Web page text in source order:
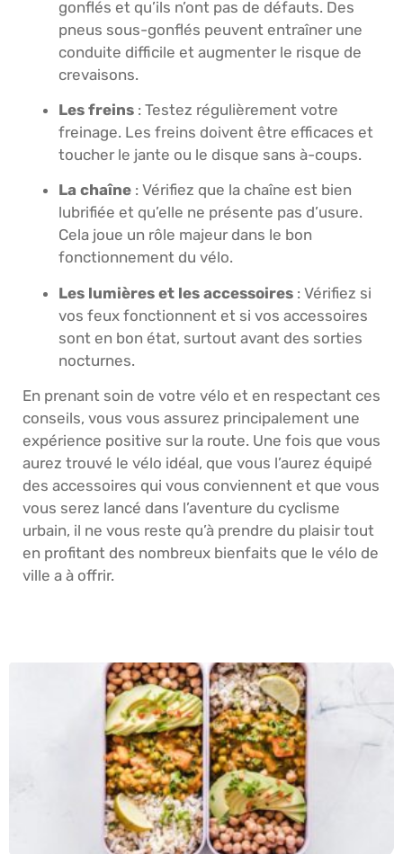
gonflés et qu’ils n’ont pas de défauts. Des
pneus sous-gonflés peuvent entraîner une
conduite difficile et augmenter le risque de
crevaisons.
Les freins : Testez régulièrement votre
freinage. Les freins doivent être efficaces et
toucher le jante ou le disque sans à-coups.
La chaîne : Vérifiez que la chaîne est bien
lubrifiée et qu’elle ne présente pas d’usure.
Cela joue un rôle majeur dans le bon
fonctionnement du vélo.
Les lumières et les accessoires : Vérifiez si
vos feux fonctionnent et si vos accessoires
sont en bon état, surtout avant des sorties
nocturnes.
En prenant soin de votre vélo et en respectant ces
conseils, vous vous assurez principalement une
expérience positive sur la route. Une fois que vous
aurez trouvé le vélo idéal, que vous l’aurez équipé
des accessoires qui vous conviennent et que vous
vous serez lancé dans l’aventure du cyclisme
urbain, il ne vous reste qu’à prendre du plaisir tout
en profitant des nombreux bienfaits que le vélo de
ville a à offrir.